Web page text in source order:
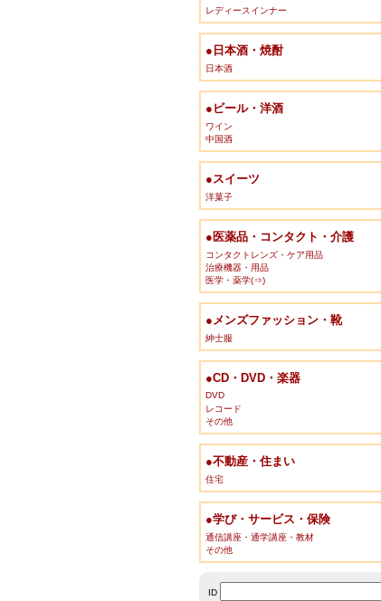
レディースインナー
●日本酒・焼酎
日本酒
●ビール・洋酒
ワイン
中国酒
●スイーツ
洋菓子
●医薬品・コンタクト・介護
コンタクトレンズ・ケア用品
治療機器・用品
医学・薬学(⇒)
●メンズファッション・靴
紳士服
●CD・DVD・楽器
DVD
レコード
その他
●不動産・住まい
住宅
●学び・サービス・保険
通信講座・通学講座・教材
その他
ID